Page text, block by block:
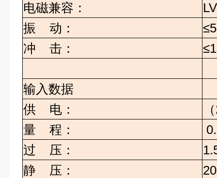
电磁兼容：
振
动：
冲
击：
输入数据
供
电： （
量
程：
过
压：
静
压：